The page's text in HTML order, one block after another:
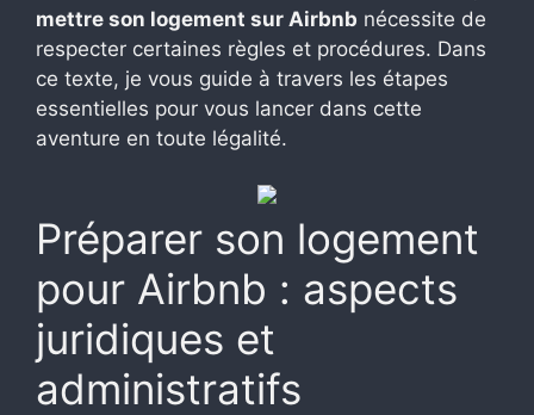
mettre son logement sur Airbnb nécessite de
respecter certaines règles et procédures. Dans
ce texte, je vous guide à travers les étapes
essentielles pour vous lancer dans cette
aventure en toute légalité.
Préparer son logement
pour Airbnb : aspects
juridiques et
administratifs